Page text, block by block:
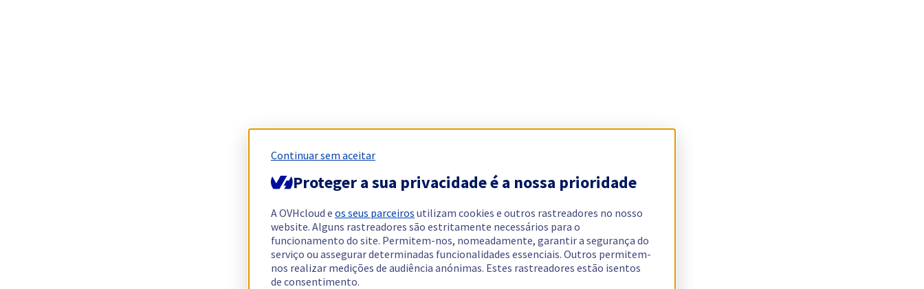
Continuar sem aceitar
Proteger a sua privacidade é a nossa prioridade
A OVHcloud e os seus parceiros utilizam cookies e outros rastreadores no nosso
website. Alguns rastreadores são estritamente necessários para o
funcionamento do site. Permitem-nos, nomeadamente, garantir a segurança do
serviço ou assegurar determinadas funcionalidades essenciais. Outros permitem-
nos realizar medições de audiência anónimas. Estes rastreadores estão isentos
de consentimento.